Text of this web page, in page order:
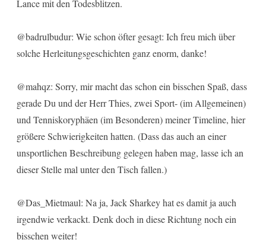
Lance mit den Todesblitzen.
@badrulbudur: Wie schon öfter gesagt: Ich freu mich über
solche Herleitungsgeschichten ganz enorm, danke!
@mahqz: Sorry, mir macht das schon ein bisschen Spaß, dass
gerade Du und der Herr Thies, zwei Sport- (im Allgemeinen)
und Tenniskoryphäen (im Besonderen) meiner Timeline, hier
größere Schwierigkeiten hatten. (Dass das auch an einer
unsportlichen Beschreibung gelegen haben mag, lasse ich an
dieser Stelle mal unter den Tisch fallen.)
@Das_Mietmaul: Na ja, Jack Sharkey hat es damit ja auch
irgendwie verkackt. Denk doch in diese Richtung noch ein
bisschen weiter!